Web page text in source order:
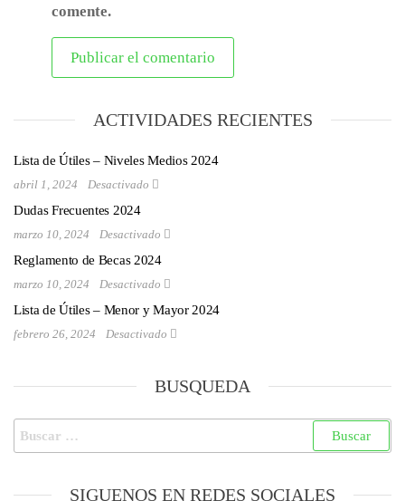
comente.
ACTIVIDADES RECIENTES
Lista de Útiles – Niveles Medios 2024
abril 1, 2024 Desactivado
Dudas Frecuentes 2024
marzo 10, 2024 Desactivado
Reglamento de Becas 2024
marzo 10, 2024 Desactivado
Lista de Útiles – Menor y Mayor 2024
febrero 26, 2024 Desactivado
BUSQUEDA
SIGUENOS EN REDES SOCIALES